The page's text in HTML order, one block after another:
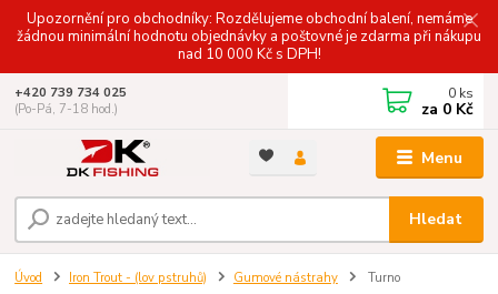
Upozornění pro obchodníky: Rozdělujeme obchodní balení, nemáme
žádnou minimální hodnotu objednávky a poštovné je zdarma při nákupu
nad 10 000 Kč s DPH!
Menu
Hledat
+420 739 734 025
(Po-Pá, 7-18 hod.)
0 ks
za 0 Kč
Úvod Iron Trout - (lov pstruhů) Gumové nástrahy Turno